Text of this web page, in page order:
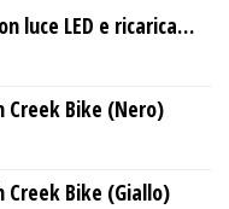
luce LED e ricarica
Bike (Nero)
Bike (Giallo)